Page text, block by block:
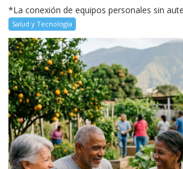
*La conexión de equipos personales sin
Salud y Tecnología